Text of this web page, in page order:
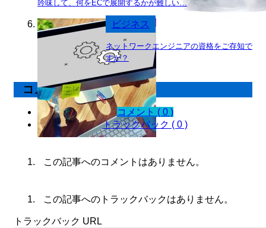
吟味して、何をECで展開するかが難しい…
ビジネス
ネットワークエンジニアの資格をご存知で
すか？
コメント
コメント ( 0 )
トラックバック ( 0 )
この記事へのコメントはありません。
この記事へのトラックバックはありません。
トラックバック URL